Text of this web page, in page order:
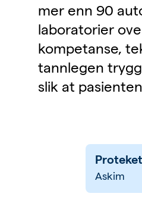
mer enn 90
laboratorier
kompetanse,
tannlegen
slik at
Askim